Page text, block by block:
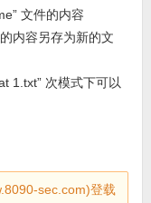
文件的内容
内容另存为新的文
1.txt” 次模式下可以
sec.com)登载